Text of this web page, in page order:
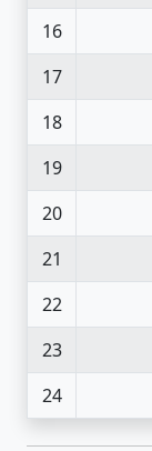
16
17
18
19
20
21
22
23
24